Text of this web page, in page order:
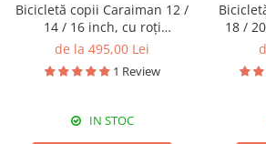
Bicicletă copii Caraiman 12 /
14 / 16 inch, cu roți
ajutătoare, bidon apă, roșie
de la 495,00 Lei
1 Review
IN STOC
18 /